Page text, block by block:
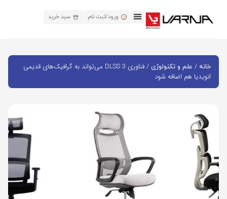
ورود/ثبت نام سبد خرید
خانه / علم و تکنولوژی
/ فناوری DLSS 3 می‌تواند به گرافیک‌های قدیمی
انویدیا هم اضافه شود